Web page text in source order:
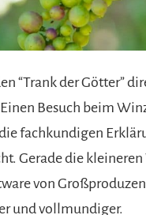
“Trank der Götter”
Besuch beim
fachkundigen
Gerade die
von
und vollmundiger.